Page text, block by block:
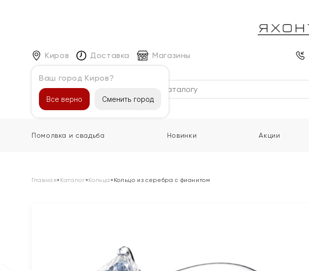
Киров
Ваш город Киров?
Все верно Сменить город
Доставка Магазины
Каталог
Помолвка и свадьба Новинки Акции
Главная» Каталог»Кольца » Кольцо из серебра с фианитом